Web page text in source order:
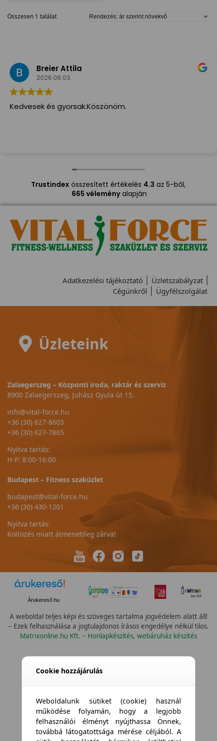
Összesen 1 találat
Breier Attila
2026.08.03.
Kedvesek és gyorsak.Köszönöm.
Trustindexösszesített értékelés 4.3 az 5-ből,
665 véleményalapján
Adatkezelési tájékoztató
Üzletszabályzat
Cégünkről
Ügyfélszolgálat
Üzleteink
Zalaegerszeg – Központi iroda, raktár és szerviz
8900 Zalaegerszeg, Juhász Gyula út 15.
info@vital-force.hu
+36 (30) 627-8603
+36 (30) 627-7865
Nyitva tartás:
H-P: 8:00-16:00
Budapest – Fitness szaküzlet
budapest@vital-force.hu
+36 (30) 430-1201
Nyitva tartás:
Költözés miatt átmenetileg zárva!
Árukereső.hu
A weboldal teljes képi és szöveges tartalma jogvédelem alatt áll!
– Ezek felhasználása a jogtulajdonos írásos engedélye nélkül tilos.
Matrixonline.hu Kft. – Honlapkészítés, webáruház készítés
Cookie hozzájárulás
Weboldalunk sütiket (cookie) használ
működése folyamán, hogy a legjobb
felhasználói élményt nyújthassa Önnek,
továbbá látogatottsága mérése céljából. A
Összes vízállóság